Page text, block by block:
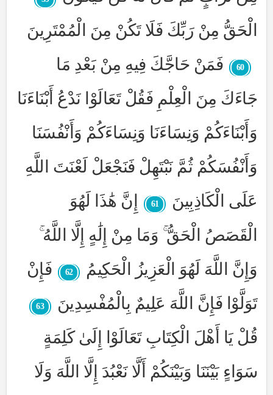
الْحَقُّ مِنْ رَبِّكَ فَلَا تَكُنْ مِنَ الْمُمْتَرِينَ
60
فَمَنْ حَاجَّكَ فِيهِ مِنْ بَعْدِ مَا
جَاءَكَ مِنَ الْعِلْمِ فَقُلْ تَعَالَوْا نَدْعُ أَبْنَاءَنَا
وَأَبْنَاءَكُمْ وَنِسَاءَنَا وَنِسَاءَكُمْ وَأَنْفُسَنَا
وَأَنْفُسَكُمْ ثُمَّ نَبْتَهِلْ فَنَجْعَلْ لَعْنَتَ اللَّهِ
عَلَى الْكَاذِبِينَ
61
إِنَّ هَٰذَا لَهُوَ
الْقَصَصُ الْحَقُّ ۚ وَمَا مِنْ إِلَٰهٍ إِلَّا اللَّهُ ۚ
وَإِنَّ اللَّهَ لَهُوَ الْعَزِيزُ الْحَكِيمُ
62
فَإِنْ
تَوَلَّوْا فَإِنَّ اللَّهَ عَلِيمٌ بِالْمُفْسِدِينَ
63
قُلْ يَا أَهْلَ الْكِتَابِ تَعَالَوْا إِلَىٰ كَلِمَةٍ
سَوَاءٍ بَيْنَنَا وَبَيْنَكُمْ أَلَّا نَعْبُدَ إِلَّا اللَّهَ وَلَا